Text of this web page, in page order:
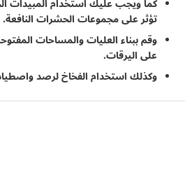
كما ويجب عليك استخدام المبيدات
تؤثر على مجموعات الحشرات النافعة.
وقم ببناء العليات والمساحات المفتوحة
على اليرقات.
وكذلك استخدام الفخاخ لرصد واصطياد